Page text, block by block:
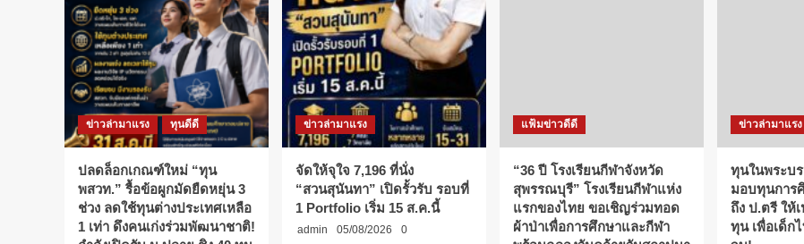
ออก
รอบ
จริง
ข่าวล่ามาแรง ทุนดีดี
ปลดล็อกเกณฑ์ใหม่ “ทุน
พสวท.” รื้อข้อผูกมัดยืดหยุ่น 3
ช่วง ลดใช้ทุนต่างประเทศเหลือ
1 เท่า ดึงคนเก่งร่วมพัฒนาชาติ!
ข่าวล่ามาแรง
จัดให้จุใจ 7,196 ที่นั่ง
“สวนสุนันทา” เปิดรั้วรับ รอบที่
1 Portfolio เริ่ม 15 ส.ค.นี้
admin 05/08/2026 0
แฟ้มข่าวดีดี
“36 ปี โรงเรียนกีฬาจังหวัด
สุพรรณบุรี” โรงเรียนกีฬาแห่ง
แรกของไทย ขอเชิญร่วมทอด
ผ้าป่าเพื่อการศึกษาและกีฬา
ข่าวล่ามาแรง
ทุนในพระบ
มอบทุนการ
ถึง ป.ตรี ให้
ทุน เพื่อเด็ก